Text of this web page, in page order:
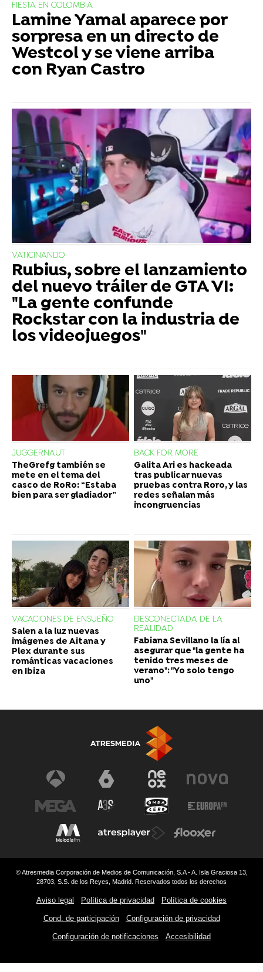
FIESTA EN COLOMBIA
Lamine Yamal aparece por
sorpresa en un directo de
Westcol y se viene arriba
con Ryan Castro
VATICINANDO
Rubius, sobre el lanzamiento
del nuevo tráiler de GTA VI:
"La gente confunde
Rockstar con la industria de
los videojuegos"
JUGGERNAUT
TheGrefg también se
mete en el tema del
casco de RoRo: “Estaba
bien para ser gladiador”
BACK FOR MORE
Galita Ari es hackeada
tras publicar nuevas
pruebas contra Roro, y las
redes señalan más
incongruencias
VACACIONES DE ENSUEÑO
Salen a la luz nuevas
imágenes de Aitana y
Plex durante sus
románticas vacaciones
en Ibiza
DESCONECTADA DE LA
REALIDAD
Fabiana Sevillano la lía al
asegurar que "la gente ha
tenido tres meses de
verano": "Yo solo tengo
uno"
© Atresmedia Corporación de Medios de Comunicación, S.A - A. Isla Graciosa 13,
28703, S.S. de los Reyes, Madrid. Reservados todos los derechos
Aviso legal Política de privacidad Política de cookies
Cond. de participación Configuración de privacidad
Configuración de notificaciones Accesibilidad